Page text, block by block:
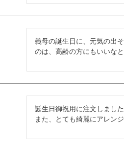
義母の誕生日に、元気の出
のは、高齢の方にもいいなと
誕生日御祝用に注文しまし
また、とても綺麗にアレン